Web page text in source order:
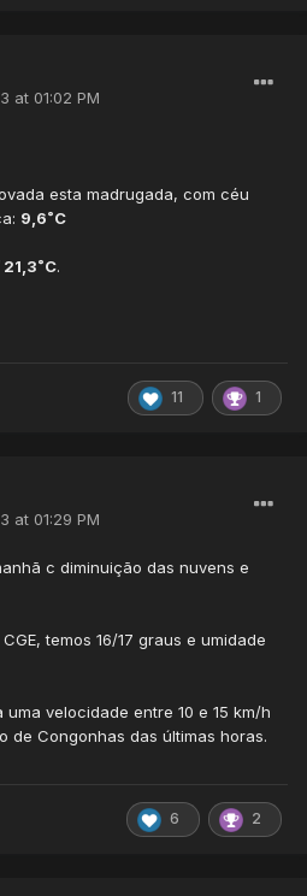
at 01:02 PM
esta madrugada, com céu
9,6˚C
.
11 1
at 01:29 PM
c diminuição das nuvens e
temos 16/17 graus e umidade
velocidade entre 10 e 15 km/h
de Congonhas das últimas horas.
6 2